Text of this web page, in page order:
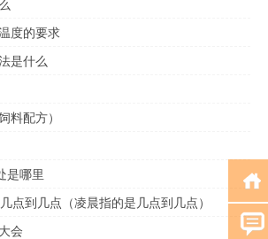
度的要求
是什么
料配方）
是哪里
点到几点（凌晨指的是几点到几点）
会